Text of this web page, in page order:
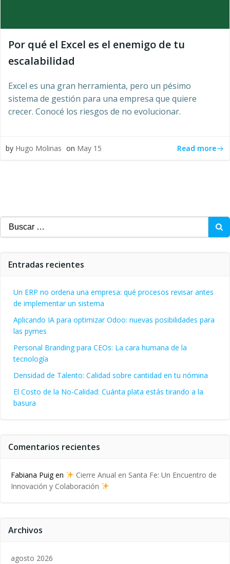
Por qué el Excel es el enemigo de tu
escalabilidad
Excel es una gran herramienta, pero un pésimo
sistema de gestión para una empresa que quiere
crecer. Conocé los riesgos de no evolucionar.
by Hugo Molinas on May 15 Read more
Buscar:
Entradas recientes
Un ERP no ordena una empresa: qué procesos revisar antes
de implementar un sistema
Aplicando IA para optimizar Odoo: nuevas posibilidades para
las pymes
Personal Branding para CEOs: La cara humana de la
tecnología
Densidad de Talento: Calidad sobre cantidad en tu nómina
El Costo de la No-Calidad: Cuánta plata estás tirando a la
basura
Comentarios recientes
Fabiana Puigen
Cierre Anual en Santa Fe: Un Encuentro de
Innovación y Colaboración
Archivos
agosto 2026